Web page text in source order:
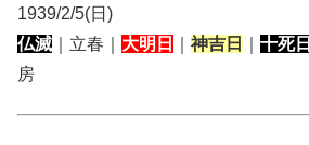
1939/2/5(日)
仏滅 ｜立春｜ 大明日 神吉日 十死日
房